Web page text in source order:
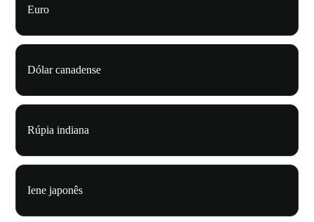
Euro
Dólar canadense
Rúpia indiana
Iene japonês